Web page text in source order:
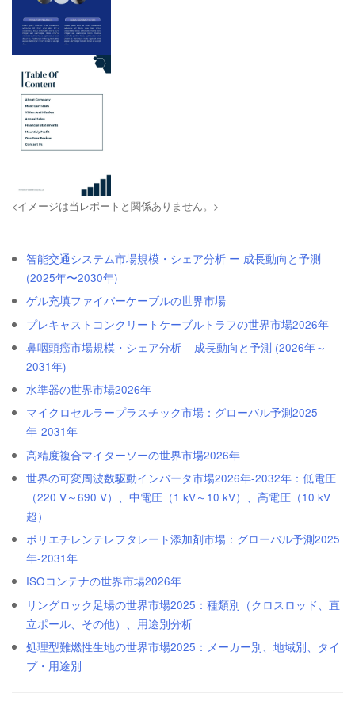
<イメージは当レポートと関係ありません。>
智能交通システム市場規模・シェア分析 ー 成長動向と予測
(2025年〜2030年)
ゲル充填ファイバーケーブルの世界市場
プレキャストコンクリートケーブルトラフの世界市場2026年
鼻咽頭癌市場規模・シェア分析 – 成長動向と予測 (2026年～
2031年)
水準器の世界市場2026年
マイクロセルラープラスチック市場：グローバル予測2025
年-2031年
高精度複合マイターソーの世界市場2026年
世界の可変周波数駆動インバータ市場2026年-2032年：低電圧
（220 V～690 V）、中電圧（1 kV～10 kV）、高電圧（10 kV
超）
ポリエチレンテレフタレート添加剤市場：グローバル予測2025
年-2031年
ISOコンテナの世界市場2026年
リングロック足場の世界市場2025：種類別（クロスロッド、直
立ポール、その他）、用途別分析
処理型難燃性生地の世界市場2025：メーカー別、地域別、タイ
プ・用途別